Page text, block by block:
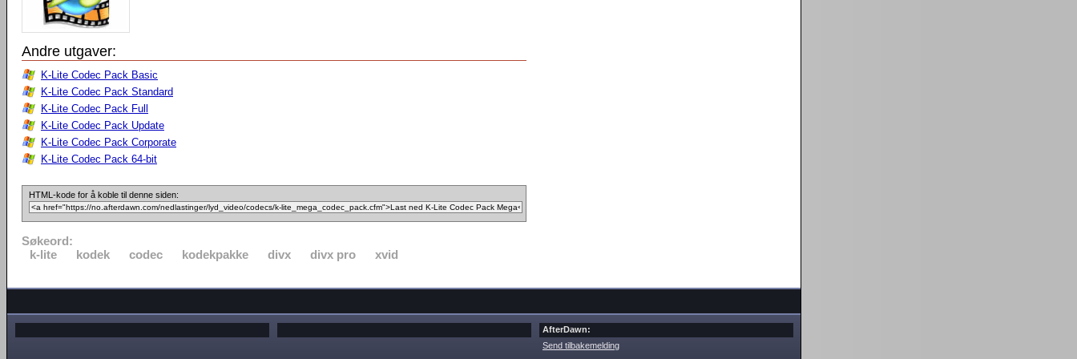
Andre utgaver:
K-Lite Codec Pack Basic
K-Lite Codec Pack Standard
K-Lite Codec Pack Full
K-Lite Codec Pack Update
K-Lite Codec Pack Corporate
K-Lite Codec Pack 64-bit
HTML-kode for å koble til denne siden:
Søkeord:
k-lite
kodek codec kodekpakke divx divx pro xvid
AfterDawn:
Send tilbakemelding